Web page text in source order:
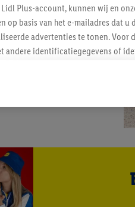
Plus-account, kunnen wij en
op basis van het e-mailadres dat
advertenties te tonen. Voor
andere identificatiegegevens of
kunnen advertenties in het kader
door het product in de
apparaten en
en eventuele andere
individuele doeleinden toestaan
kunt u alleen het gebruik van
u in met alle verwerkingen
van de gegevens en uw recht om